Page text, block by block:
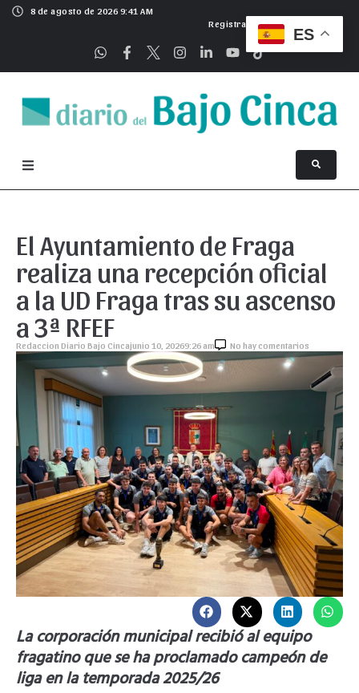
8 de agosto de 2026 9:41 AM
Registrarse
El Ayuntamiento de Fraga
realiza una recepción oficial
a la UD Fraga tras su ascenso
a 3ª RFEF
Redaccion Diario Bajo Cincajunio 10, 20269:26 am No hay comentarios
La corporación municipal recibió al equipo
fragatino que se ha proclamado campeón de
liga en la temporada 2025/26
ES